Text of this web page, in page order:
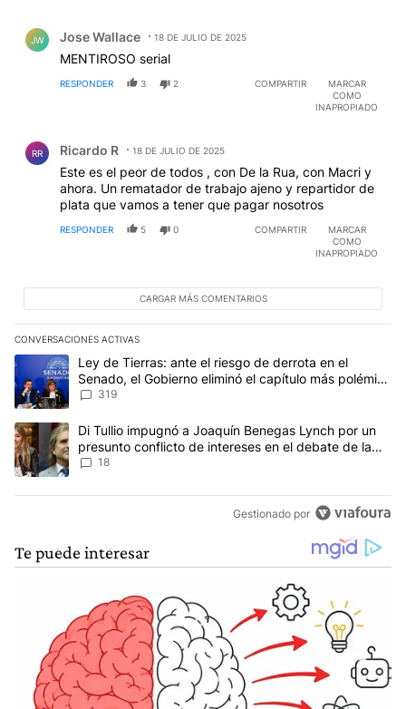
JW Jose Wallace 18 DE JULIO DE 2025
MENTIROSO serial
RESPONDER 3 2 COMPARTIR
MARCAR
COMO
INAPROPIADO
RR Ricardo R 18 DE JULIO DE 2025
Este es el peor de todos , con De la Rua, con Macri y
ahora. Un rematador de trabajo ajeno y repartidor de
plata que vamos a tener que pagar nosotros
RESPONDER 5 0 COMPARTIR
MARCAR
COMO
INAPROPIADO
CARGAR MÁS COMENTARIOS
CONVERSACIONES ACTIVAS
Este listado muestra los artículos con más comentarios en los
Un artículo de tendencia con el título "Ley de Tierras: ante el
Ley de Tierras: ante el riesgo de derrota en el
Senado, el Gobierno eliminó el capítulo más polémico
del proyecto
319
Un artículo de tendencia con el título "Di Tullio impugnó a
Di Tullio impugnó a Joaquín Benegas Lynch por un
presunto conflicto de intereses en el debate de la
Ley de Tierras
18
Gestionado por